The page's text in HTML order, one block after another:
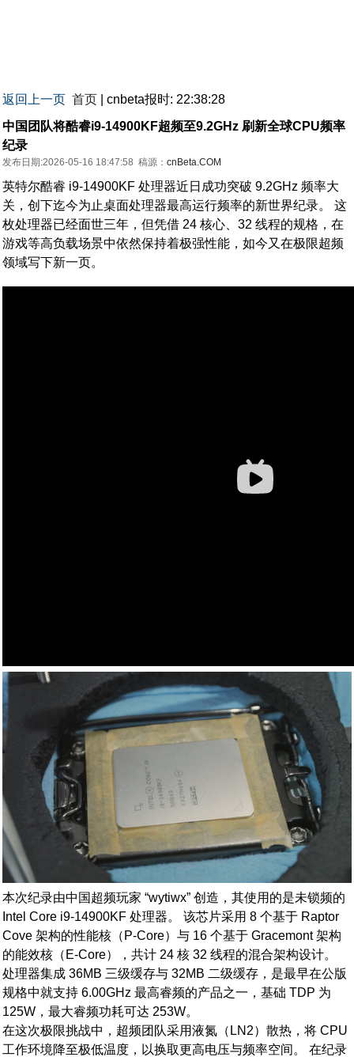
返回上一页 首页 | cnbeta报时: 22:38:28
中国团队将酷睿i9-14900KF超频至9.2GHz 刷新全球CPU频率
纪录
发布日期:2026-05-16 18:47:58 稿源： cnBeta.COM
英特尔酷睿 i9-14900KF 处理器近日成功突破 9.2GHz 频率大
关，创下迄今为止桌面处理器最高运行频率的新世界纪录。 这
枚处理器已经面世三年，但凭借 24 核心、32 线程的规格，在
游戏等高负载场景中依然保持着极强性能，如今又在极限超频
领域写下新一页。
本次纪录由中国超频玩家 “wytiwx” 创造，其使用的是未锁频的
Intel Core i9-14900KF 处理器。 该芯片采用 8 个基于 Raptor
Cove 架构的性能核（P-Core）与 16 个基于 Gracemont 架构
的能效核（E-Core），共计 24 核 32 线程的混合架构设计。
处理器集成 36MB 三级缓存与 32MB 二级缓存，是最早在公版
规格中就支持 6.00GHz 最高睿频的产品之一，基础 TDP 为
125W，最大睿频功耗可达 253W。
在这次极限挑战中，超频团队采用液氮（LN2）散热，将 CPU
工作环境降至极低温度，以换取更高电压与频率空间。 在纪录